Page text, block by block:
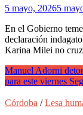
5 mayo, 20265
En el Gobierno
declaración
Karina Milei no
Manuel Adorni
para este viernes
Córdoba /Lesa